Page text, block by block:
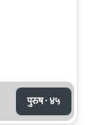
पुरुष · ४५